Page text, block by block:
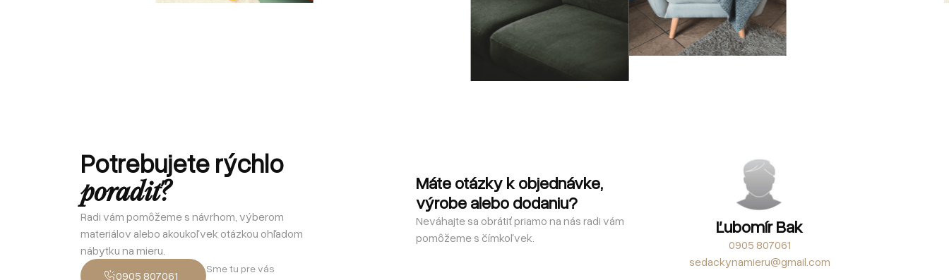
Potrebujete rýchlo
poradiť?
Radi vám pomôžeme s návrhom, výberom
materiálov alebo akoukoľvek otázkou ohľadom
nábytku na mieru.
0905 807061
Sme tu pre vás
Máte otázky k objednávke,
výrobe alebo dodaniu?
Neváhajte sa obrátiť priamo na nás radi vám
pomôžeme s čímkoľvek.
Ľubomír Bak
0905 807061
sedackynamieru@gmail.com